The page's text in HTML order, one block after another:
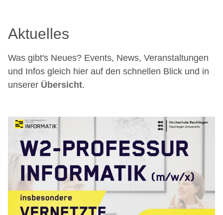
Aktuelles
Was gibt's Neues? Events, News, Veranstaltungen
und Infos gleich hier auf den schnellen Blick und in
unserer Übersicht.